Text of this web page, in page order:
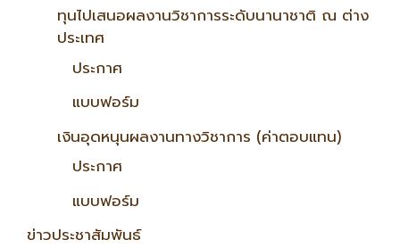
ทุนไปเสนอผลงานวิชาการระดับนานาชาติ ณ ต่าง
ประเทศ
ประกาศ
แบบฟอร์ม
เงินอุดหนุนผลงานทางวิชาการ (ค่าตอบแทน)
ประกาศ
แบบฟอร์ม
ข่าวประชาสัมพันธ์